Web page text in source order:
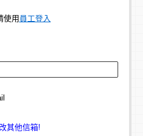
使用 員工登入
其他信箱!